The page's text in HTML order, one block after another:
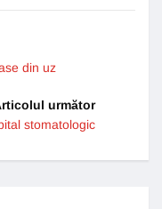
din uz
următor
stomatologic